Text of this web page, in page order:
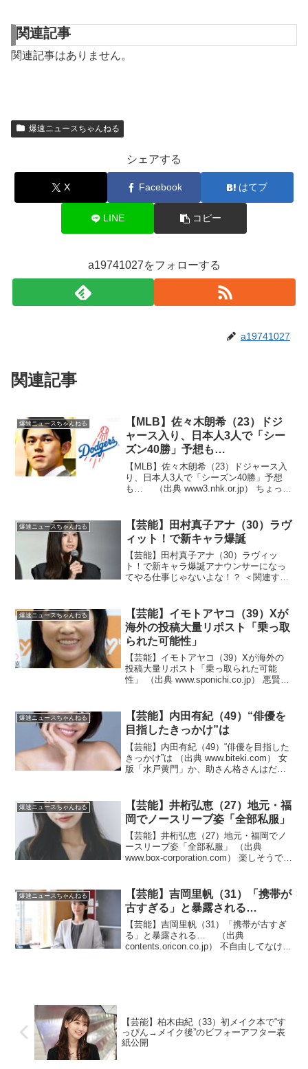
関連記事
関連記事はありません。
爆速ニュースちゃんねる
シェアする
X Facebook はてブ
LINE コピー
a19741027をフォローする
a19741027
関連記事
爆速ニュースちゃんねる
【MLB】佐々木朗希（23）ドジ
ャース入り、日本人3人で「シー
ズン40勝」予想も…
【MLB】佐々木朗希（23）ドジャース入
り、日本人3人で「シーズン40勝」予想
も… （出典 www3.nhk.or.jp） ちょっと
も"本音"を吐露 日本人3人で「...
爆速ニュースちゃんねる
【芸能】田村真子アナ（30）ラヴ
ィット！で新キャラ爆誕
【芸能】田村真子アナ（30）ラヴィッ
ト！で新キャラ爆誕アナウンサーになっ
てやる仕事じゃないよな！？ ＜関連する
ト！』（前8：00）に出演。“新キャラ”爆
誕が、SNS上...
爆速ニュースちゃんねる
【芸能】イモトアヤコ（39）Xが
海外の投稿大量リポスト「乗っ取
られた可能性」
【芸能】イモトアヤコ（39）Xが海外の
投稿大量リポスト「乗っ取られた可能
性」 （出典 www.sponichi.co.jp） 悪賢い
稿大量リポスト「乗っ取られた可能性...
爆速ニュースちゃんねる
【芸能】内田有紀（49）“俳優を
目指したきっかけ”は
【芸能】内田有紀（49）“俳優を目指した
きっかけ”は （出典 www.biteki.com） 女
版「水戸黄門」か、助さん格さんはだれ
リ、水戸黄門です（笑）」 ）1 湛然...
爆速ニュースちゃんねる
【芸能】井桁弘恵（27）地元・福
岡でノースリーブ姿「全部私服」
【芸能】井桁弘恵（27）地元・福岡でノ
ースリーブ姿「全部私服」 （出典
www.box-corporation.com） 楽しそうでい
「最高の笑顔」「無邪気な大笑い大好...
爆速ニュースちゃんねる
【芸能】吉岡里帆（31）「携帯が
古すぎる」と暴露される…
【芸能】吉岡里帆（31）「携帯が古すぎ
る」と暴露される… （出典
contents.oricon.co.jp） 不自由してなけれ
【芸能】柏木由紀（33）初メイク本で“す
っぴん→メイク後”のビフォーアフター表
紙公開